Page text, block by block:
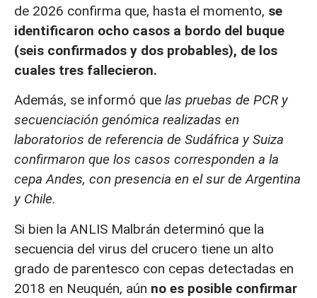
de 2026 confirma que, hasta el momento, se
identificaron ocho casos a bordo del buque
(seis confirmados y dos probables), de los
cuales tres fallecieron.
Además, se informó que las pruebas de PCR y
secuenciación genómica realizadas en
laboratorios de referencia de Sudáfrica y Suiza
confirmaron que los casos corresponden a la
cepa Andes, con presencia en el sur de Argentina
y Chile.
Si bien la ANLIS Malbrán determinó que la
secuencia del virus del crucero tiene un alto
grado de parentesco con cepas detectadas en
2018 en Neuquén, aún no es posible confirmar